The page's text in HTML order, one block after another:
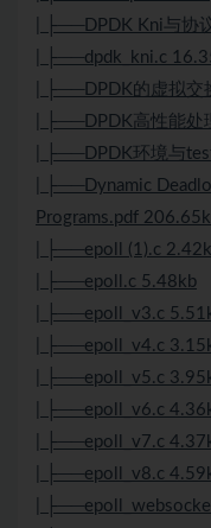
| ├──DPDK Kni与协
| ├──dpdk_kni.c
| ├──DPDK的虚拟交
| ├──DPDK高性能处
| ├──DPDK环境与
| ├──Dynamic
Programs.pdf
| ├──epoll (1).c
| ├──epoll.c 5.48kb
| ├──epoll_v3.c
| ├──epoll_v4.c
| ├──epoll_v5.c
| ├──epoll_v6.c
| ├──epoll_v7.c
| ├──epoll_v8.c
|